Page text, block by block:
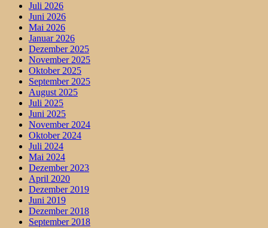
Juli 2026
Juni 2026
Mai 2026
Januar 2026
Dezember 2025
November 2025
Oktober 2025
September 2025
August 2025
Juli 2025
Juni 2025
November 2024
Oktober 2024
Juli 2024
Mai 2024
Dezember 2023
April 2020
Dezember 2019
Juni 2019
Dezember 2018
September 2018